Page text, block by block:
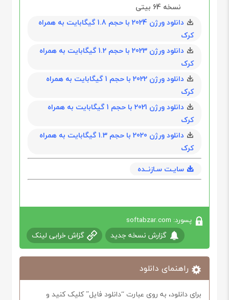
نسخه 64 بیتی
دانلود ورژن 2024 با حجم 1.8 گیگابايت به همراه
کرک
دانلود ورژن 2023 با حجم 1.2 گیگابايت به همراه
کرک
دانلود ورژن 2022 با حجم 1 گیگابايت به همراه
کرک
دانلود ورژن 2021 با حجم 1 گیگابايت به همراه
کرک
دانلود ورژن 2020 با حجم 1.3 گیگابايت به همراه
کرک
سایـت سـازنــده
پسورد: softabzar.com
گزارش نسخه جدید گزاش خرابی لینک
راهنمای دانلود
برای دانلود، به روی عبارت “دانلود فایل” کلیک کنید و